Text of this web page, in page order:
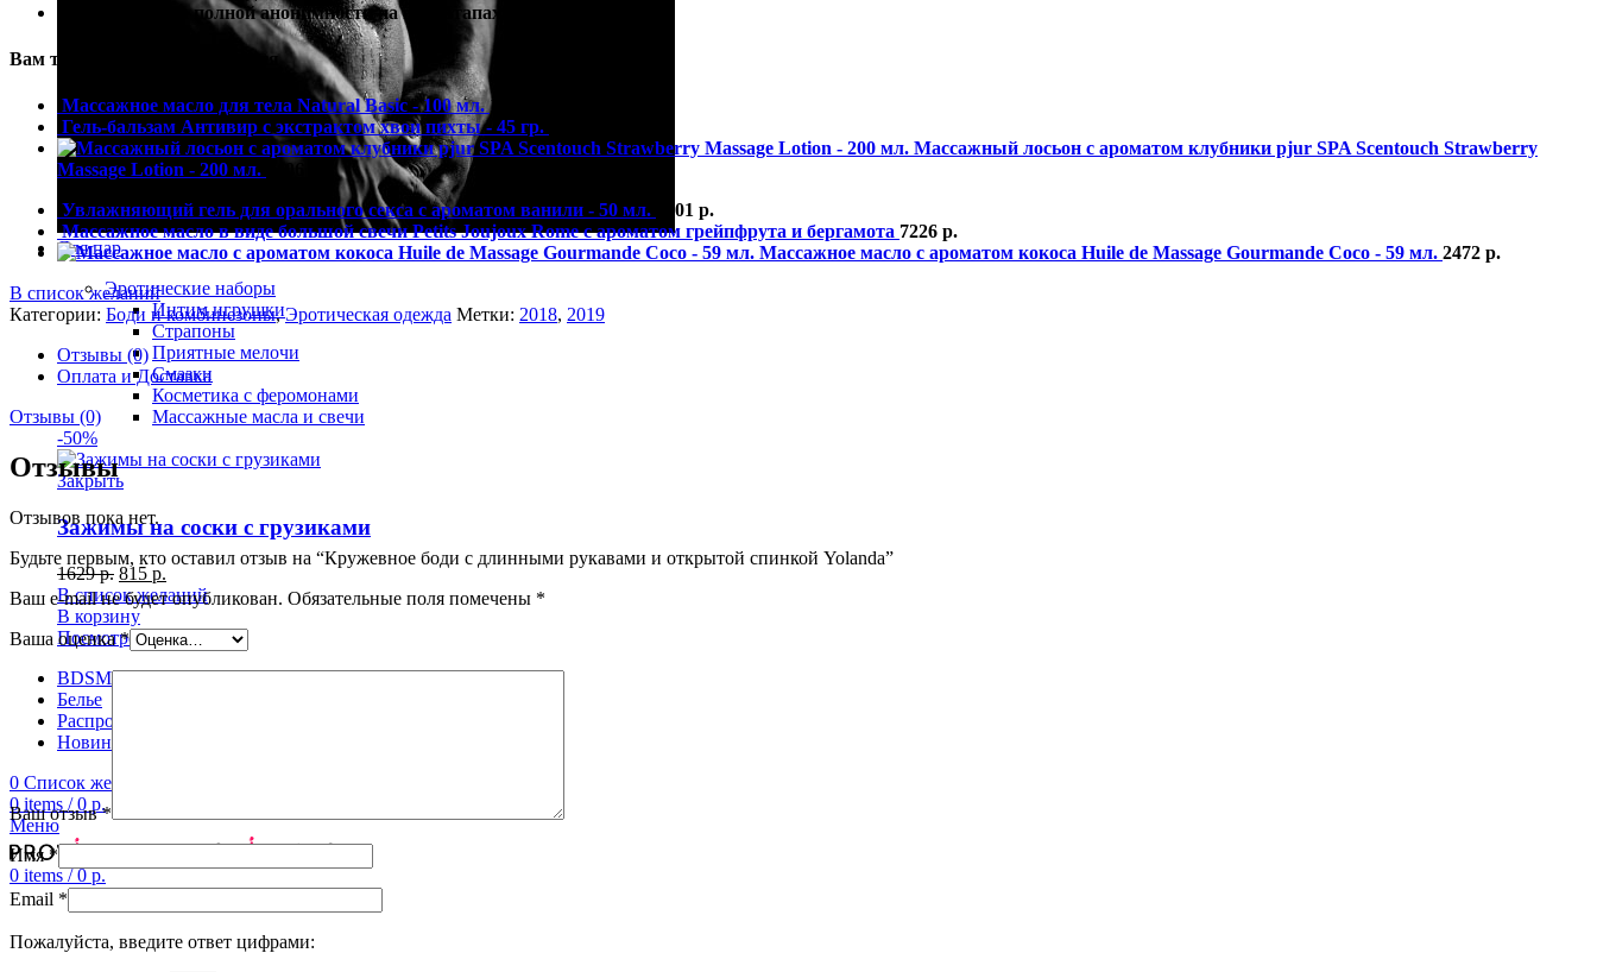
Для пар
Эротические наборы
Интим игрушки
Страпоны
Приятные мелочи
Смазки
Косметика с феромонами
Массажные масла и свечи
-50%
Закрыть
Зажимы на соски с грузиками
1629р. 815 р.
В список желаний
В корзину
Посмотреть
BDSM
Белье
Распродажа
Новинки
0 Список желаний
0items / 0 р.
Меню
0 items / 0р.
100% гарантия полной анонимности на всех этапах
Вам также могут понадобиться
Массажное масло для тела Natural Basic - 100 мл.1712
Гель-бальзам Антивир с экстрактом хвои пихты - 45 гр.
Массажный лосьон с ароматом клубники pjur SPA Scentouch Strawberry
Massage Lotion - 200 мл.
2406
Увлажняющий гель для орального секса с ароматом ванили - 50 мл.
1901 р.
Массажное масло в виде большой свечи Petits Joujoux Rome с ароматом грейпфрута и бергамота 7226 р.
Массажное масло с ароматом кокоса Huile de Massage Gourmande Coco - 59 мл. 2472 р.
В список желаний
Категории: Боди и комбинезоны, Эротическая одежда Метки: 2018, 2019
Отзывы (0)
Оплата и Доставка
Отзывы (0)
Отзывы
Отзывов пока нет.
Будьте первым, кто оставил отзыв на “Кружевное боди с длинными рукавами и открытой спинкой Yolanda”
Ваш e-mail не будет опубликован. Обязательные поля помечены *
Ваша оценка*
Ваш отзыв*
Имя*
Email *
Пожалуйста, введите ответ цифрами: